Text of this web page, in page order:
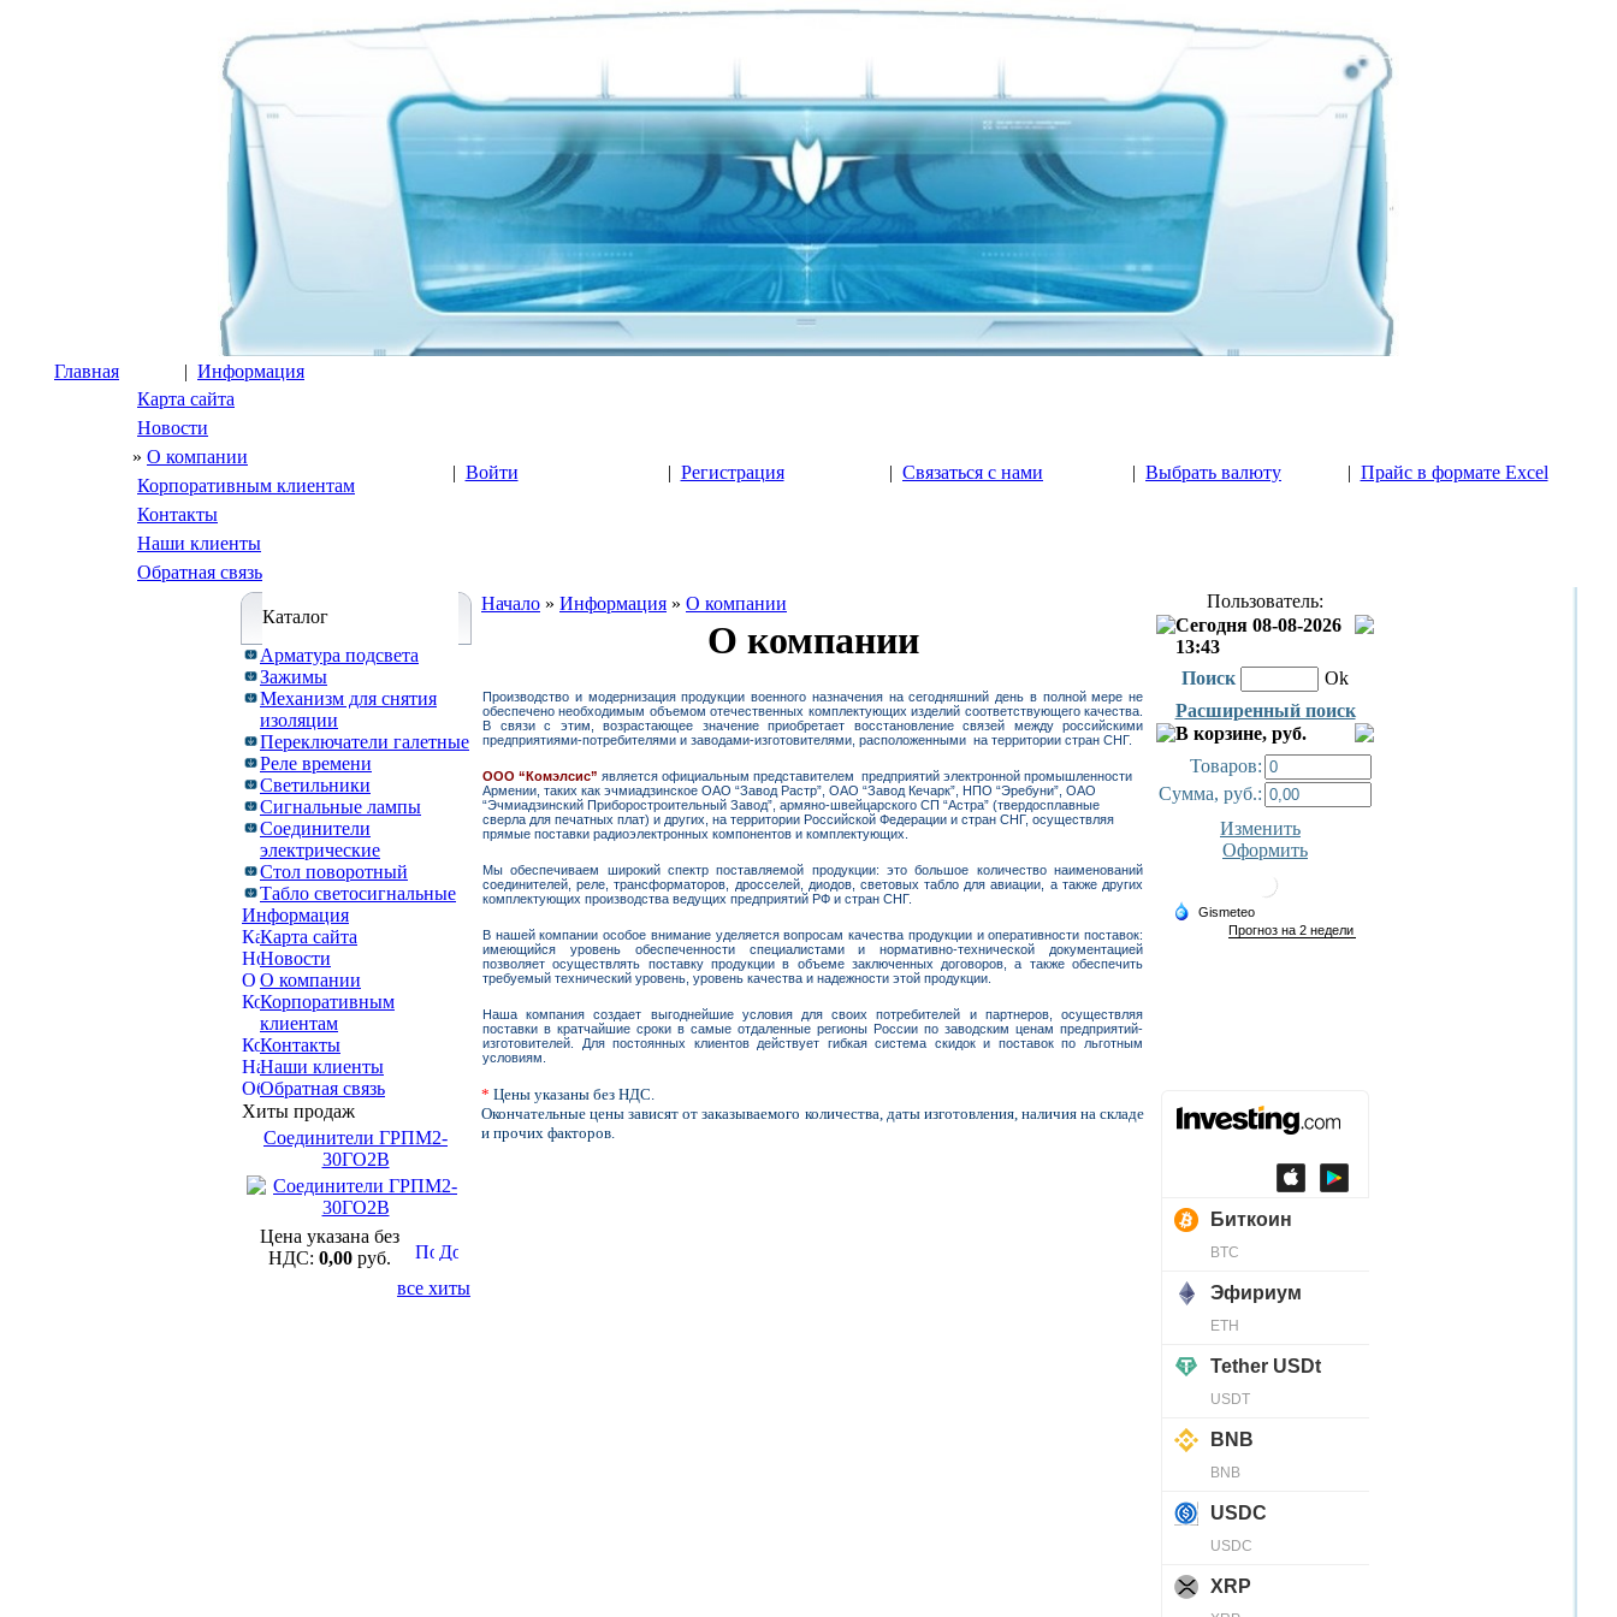
Главная | Информация
Карта сайта
Новости
» О компании
Корпоративным клиентам
Контакты
Наши клиенты
Обратная связь
| Войти | Регистрация | Связаться с нами | Выбрать валюту | Прайс в формате Excel
Каталог
Арматура подсвета
Зажимы
Механизм для снятия
изоляции
Переключатели галетные
Реле времени
Светильники
Сигнальные лампы
Соединители
электрические
Стол поворотный
Табло светосигнальные
Информация
Карта сайта
Новости
О компании
Корпоративным
клиентам
Контакты
Наши клиенты
Обратная связь
Хиты продаж
Соединители ГРПМ2-
30ГО2В
Цена указана без
НДС: 0,00 руб.
все хиты
Начало » Информация » О компании
О компании
Производство и модернизация продукции военного назначения на сегодняшний день в полной мере не
обеспечено необходимым объемом отечественных комплектующих изделий соответствующего качества.
В связи с этим, возрастающее значение приобретает восстановление связей между российскими
предприятиями-потребителями и заводами-изготовителями, расположенными на территории стран СНГ.
ООО “Комэлсис” является официальным представителем предприятий электронной промышленности
Армении, таких как эчмиадзинское ОАО “Завод Растр”, ОАО “Завод Кечарк”, НПО “Эребуни”, ОАО
“Эчмиадзинский Приборостроительный Завод”, армяно-швейцарского СП “Астра” (твердосплавные
сверла для печатных плат) и других, на территории Российской Федерации и стран СНГ, осуществляя
прямые поставки радиоэлектронных компонентов и комплектующих.
Мы обеспечиваем широкий спектр поставляемой продукции: это большое количество наименований
соединителей, реле, трансформаторов, дросселей, диодов, световых табло для авиации, а также других
комплектующих производства ведущих предприятий РФ и стран СНГ.
В нашей компании особое внимание уделяется вопросам качества продукции и оперативности поставок:
имеющийся уровень обеспеченности специалистами и нормативно-технической документацией
позволяет осуществлять поставку продукции в объеме заключенных договоров, а также обеспечить
требуемый технический уровень, уровень качества и надежности этой продукции.
Наша компания создает выгоднейшие условия для своих потребителей и партнеров, осуществляя
поставки в кратчайшие сроки в самые отдаленные регионы России по заводским ценам предприятий-
изготовителей. Для постоянных клиентов действует гибкая система скидок и поставок по льготным
условиям.
* Цены указаны без НДС.
Окончательные цены зависят от заказываемого количества, даты изготовления, наличия на складе
и прочих факторов.
Пользователь:
Сегодня 08-08-2026
13:43
Поиск
Ok
Расширенный поиск
В корзине, руб.
Товаров:
Сумма, руб.:
Изменить
Оформить